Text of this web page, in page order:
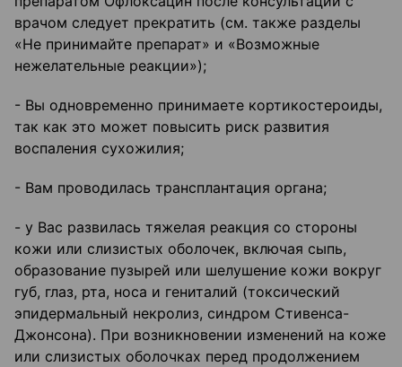
врачом следует прекратить (см. также разделы
«Не принимайте препарат» и «Возможные
нежелательные реакции»);
- Вы одновременно принимаете кортикостероиды,
так как это может повысить риск развития
воспаления сухожилия;
- Вам проводилась трансплантация органа;
- у Вас развилась тяжелая реакция со стороны
кожи или слизистых оболочек, включая сыпь,
образование пузырей или шелушение кожи вокруг
губ, глаз, рта, носа и гениталий (токсический
эпидермальный некролиз, синдром Стивенса-
Джонсона). При возникновении изменений на коже
или слизистых оболочках перед продолжением